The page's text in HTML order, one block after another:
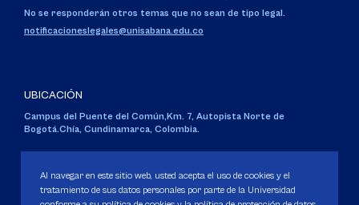
No se responderán otros temas que no sean de tipo legal.
notificacioneslegales@unisabana.edu.co
UBICACIÓN
Campus del Puente del Común,Km. 7, Autopista Norte de
Bogotá.Chía, Cundinamarca, Colombia.
Personería Jurídica:Resolución 130 del 14 de enero de 1980.
Ministerio de Educación Nacional.
Al navegar en este sitio web, usted acepta el uso de cookies y el
tratamiento de sus datos personales por parte de la Universidad